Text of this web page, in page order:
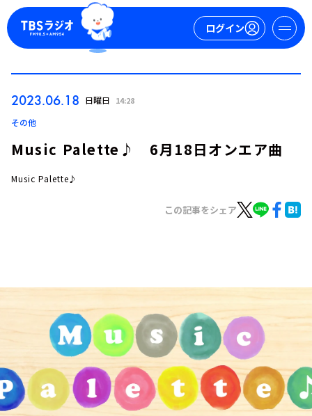
ログイン
トピックス
お知らせ
イベント・グッズ
YouTube
会社情報
2023.06.18 日曜日 14:28
その他
Music Palette♪ 6月18日オンエア曲
Music Palette♪
この記事をシェア